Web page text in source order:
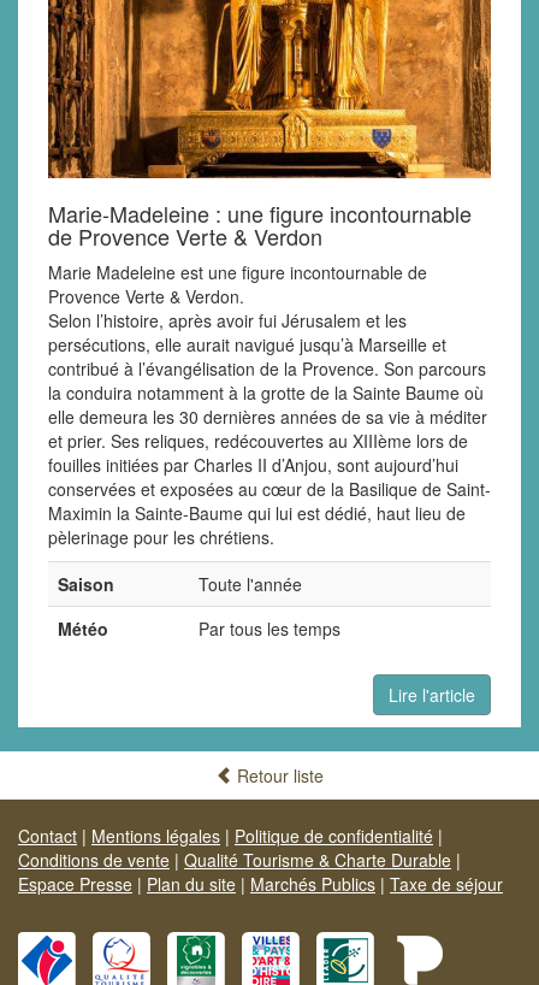
Marie-Madeleine : une figure incontournable
de Provence Verte & Verdon
Marie Madeleine est une figure incontournable de
Provence Verte & Verdon.
Selon l’histoire, après avoir fui Jérusalem et les
persécutions, elle aurait navigué jusqu’à Marseille et
contribué à l’évangélisation de la Provence. Son parcours
la conduira notamment à la grotte de la Sainte Baume où
elle demeura les 30 dernières années de sa vie à méditer
et prier. Ses reliques, redécouvertes au XIIIème lors de
fouilles initiées par Charles II d’Anjou, sont aujourd’hui
conservées et exposées au cœur de la Basilique de Saint-
Maximin la Sainte-Baume qui lui est dédié, haut lieu de
pèlerinage pour les chrétiens.
Saison
Toute l'année
Météo
Par tous les temps
Lire l'article
Retour liste
Contact | Mentions légales | Politique de confidentialité |
Conditions de vente | Qualité Tourisme & Charte Durable |
Espace Presse | Plan du site | Marchés Publics | Taxe de séjour